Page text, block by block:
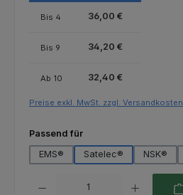
Bis 4 36,00 €
Bis 9 34,20 €
Ab 10 32,40 €
Preise exkl. MwSt. zzgl. Versandkosten
Passend fürauswählen
EMS®
Satelec® NSK®